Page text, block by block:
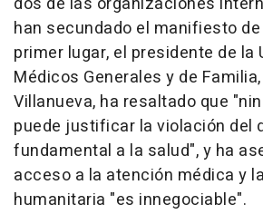
han secundado el manifiesto de
primer lugar, el presidente de la
Médicos Generales y de
Villanueva, ha resaltado que
puede justificar la violación del
fundamental a la salud", y ha
acceso a la atención médica y
humanitaria "es innegociable".